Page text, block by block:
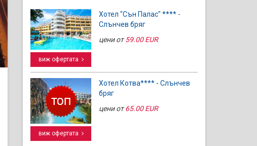
виж офертата
Хотел "Сън Палас" **** -
Слънчев бряг
цени от59.00 EUR
виж офертата
Хотел Котва**** - Слънчев
бряг
цени от65.00 EUR